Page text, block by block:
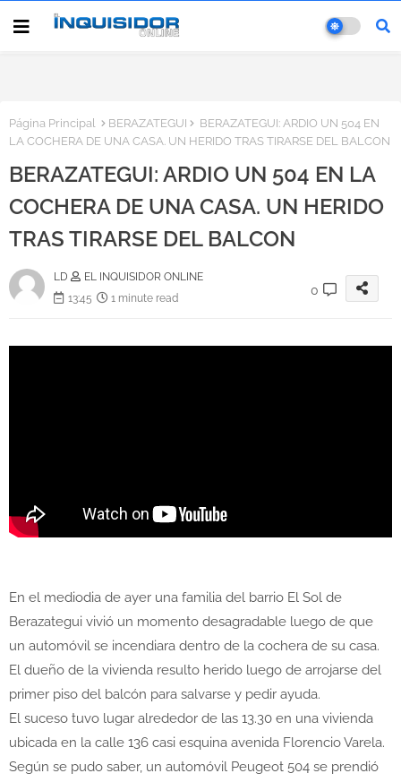
Página Principal BERAZATEGUI
BERAZATEGUI: ARDIO UN 504 EN
LA COCHERA DE UNA CASA. UN HERIDO TRAS TIRARSE DEL BALCON
BERAZATEGUI: ARDIO UN 504 EN LA
COCHERA DE UNA CASA. UN HERIDO
TRAS TIRARSE DEL BALCON
LD
EL INQUISIDOR ONLINE
13:45
1 minute read
0
En el mediodia de ayer una familia del barrio El Sol de
Berazategui vivió un momento desagradable luego de que
un automóvil se incendiara dentro de la cochera de su casa.
El dueño de la vivienda resulto herido luego de arrojarse del
primer piso del balcón para salvarse y pedir ayuda.
El suceso tuvo lugar alrededor de las 13.30 en una vivienda
ubicada en la calle 136 casi esquina avenida Florencio Varela.
Según se pudo saber, un automóvil Peugeot 504 se prendió